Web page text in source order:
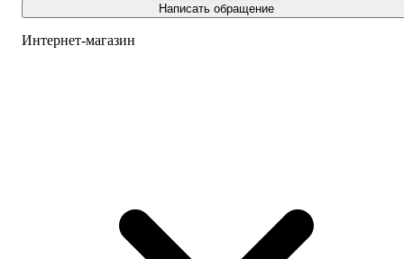
Написать обращение
Интернет-магазин